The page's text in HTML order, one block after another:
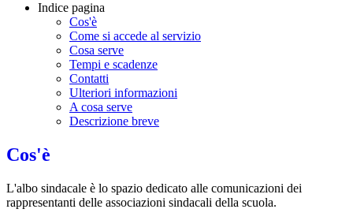
Indice pagina
Cos'è
Come si accede al servizio
Cosa serve
Tempi e scadenze
Contatti
Ulteriori informazioni
A cosa serve
Descrizione breve
Cos'è
L'albo sindacale è lo spazio dedicato alle comunicazioni dei
rappresentanti delle associazioni sindacali della scuola.